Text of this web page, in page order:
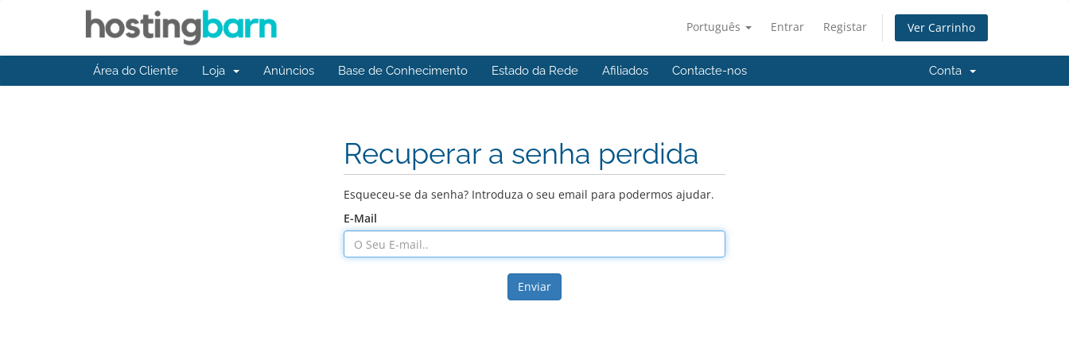
Português Entrar Registar Ver Carrinho
Área do Cliente Loja Anúncios Base de Conhecimento Estado da Rede Afiliados Contacte-nos Conta
Recuperar a senha perdida
Esqueceu-se da senha? Introduza o seu email para podermos ajudar.
E-Mail
Enviar